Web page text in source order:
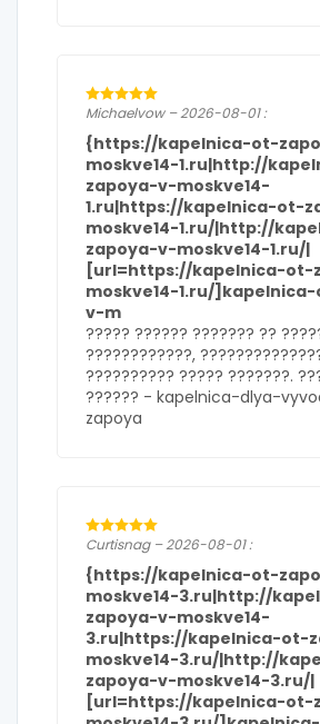
Michaelvow – 2026-08-01 :
{https://kapelnica-ot-
moskve14-1.ru|http://
zapoya-v-moskve14-
1.ru|https://kapelnica-ot-
moskve14-1.ru/|http://
zapoya-v-moskve14-1.ru/|
[url=https://kapelnica-ot-
moskve14-1.ru/
v-m
????? ?????? ??????? ??
????????????,
?????????? ????? ???????.
?????? - kapelnica-dlya-
zapoya
Curtisnag – 2026-08-01 :
{https://kapelnica-ot-
moskve14-3.ru|http://
zapoya-v-moskve14-
3.ru|https://kapelnica-ot-
moskve14-3.ru/|http://
zapoya-v-moskve14-3.ru/|
[url=https://kapelnica-ot-